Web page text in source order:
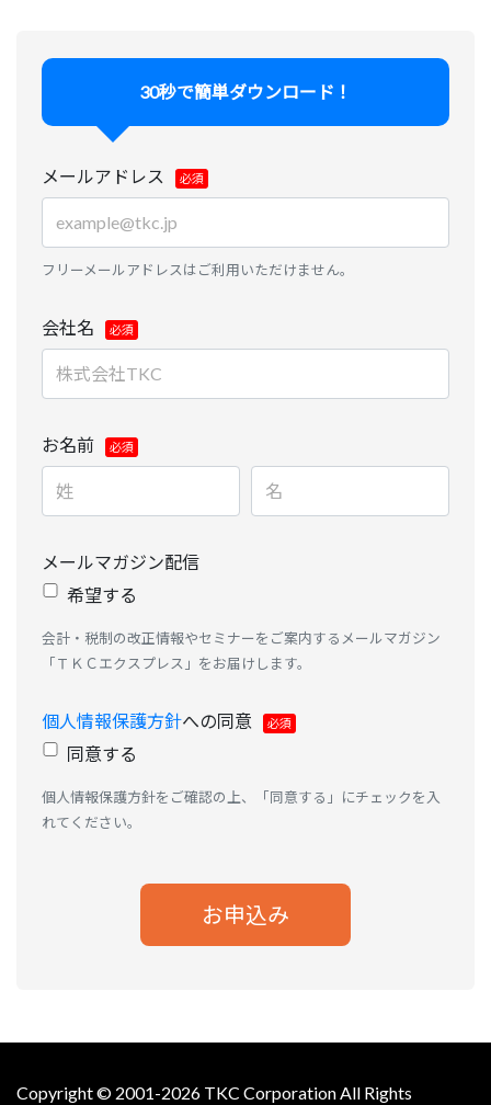
当社と同業の企業様およびそのグループ関連会社か
います。あらかじめご了承ください。
30秒で簡単ダウンロード！
メールアドレス
フリーメールアドレスはご利用いただけません。
会社名
お名前
メールマガジン配信
希望する
会計・税制の改正情報やセミナーをご案内するメールマガジン
「ＴＫＣエクスプレス」をお届けします。
個人情報保護方針への同意
同意する
個人情報保護方針をご確認の上、「同意する」にチェックを入
れてください。
Copyright © 2001-2026 TKC Corporation All Rights